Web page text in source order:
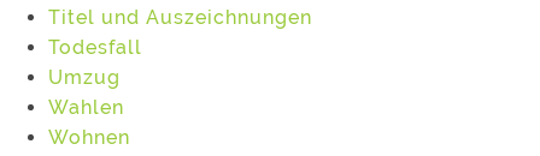
Titel und Auszeichnungen
Todesfall
Umzug
Wahlen
Wohnen